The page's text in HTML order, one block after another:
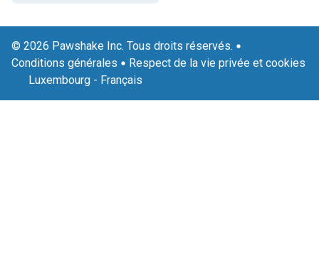
© 2026 Pawshake Inc. Tous droits réservés.
Conditions générales
Respect de la vie privée et cookies
Luxembourg - Français